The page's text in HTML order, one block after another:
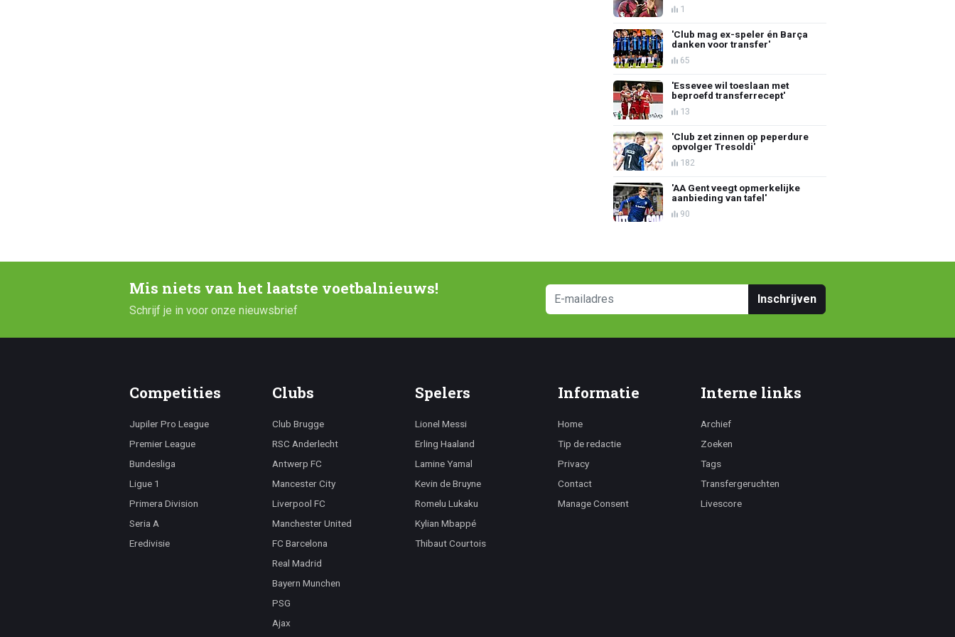
1
'Club mag ex-speler én Barça
danken voor transfer'
65
'Essevee wil toeslaan met
beproefd transferrecept'
13
'Club zet zinnen op peperdure
opvolger Tresoldi'
182
'AA Gent veegt opmerkelijke
aanbieding van tafel'
90
Mis niets van het laatste voetbalnieuws!
Schrijf je in voor onze nieuwsbrief
Inschrijven
Competities
Jupiler Pro League
Premier League
Bundesliga
Ligue 1
Primera Division
Seria A
Eredivisie
Clubs
Club Brugge
RSC Anderlecht
Antwerp FC
Mancester City
Liverpool FC
Manchester United
FC Barcelona
Real Madrid
Bayern Munchen
PSG
Ajax
Spelers
Lionel Messi
Erling Haaland
Lamine Yamal
Kevin de Bruyne
Romelu Lukaku
Kylian Mbappé
Thibaut Courtois
Informatie
Home
Tip de redactie
Privacy
Contact
Manage Consent
Interne links
Archief
Zoeken
Tags
Transfergeruchten
Livescore